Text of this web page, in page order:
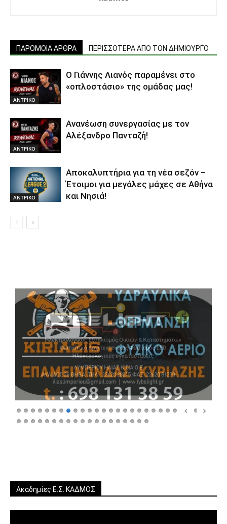
ΠΑΡΟΜΟΙΑ ΑΡΘΡΑ ΠΕΡΙΣΣΟΤΕΡΑ ΑΠΟ ΤΟΝ ΔΗΜΙΟΥΡΓΟ
ΑΝTΡΙΚΟ
Ο Γιάννης Λιανός παραμένει στο
«οπλοστάσιο» της ομάδας μας!
ΑΝTΡΙΚΟ
Ανανέωση συνεργασίας με τον
Αλέξανδρο Πανταζή!
ΑΝTΡΙΚΟ
Αποκαλυπτήρια για τη νέα σεζόν –
Έτοιμοι για μεγάλες μάχες σε Αθήνα
και Νησιά!
Ακαδημίες Ε.Σ. ΚΑΔΜΟΣ